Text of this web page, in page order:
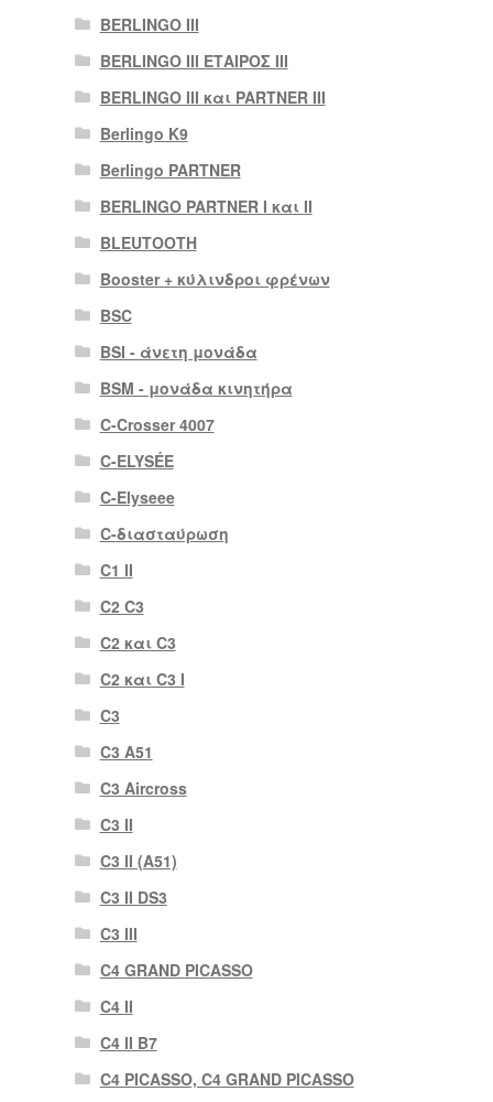
BERLINGO III
BERLINGO III ΕΤΑΙΡΟΣ III
BERLINGO III και PARTNER III
Berlingo K9
Berlingo PARTNER
BERLINGO PARTNER I και II
BLEUTOOTH
Booster + κύλινδροι φρένων
BSC
BSI - άνετη μονάδα
BSM - μονάδα κινητήρα
C-Crosser 4007
C-ELYSÉE
C-Elyseee
C-διασταύρωση
C1 II
C2 C3
C2 και C3
C2 και C3 I
C3
C3 A51
C3 Aircross
C3 II
C3 II (A51)
C3 II DS3
C3 III
C4 GRAND PICASSO
C4 II
C4 II B7
C4 PICASSO, C4 GRAND PICASSO